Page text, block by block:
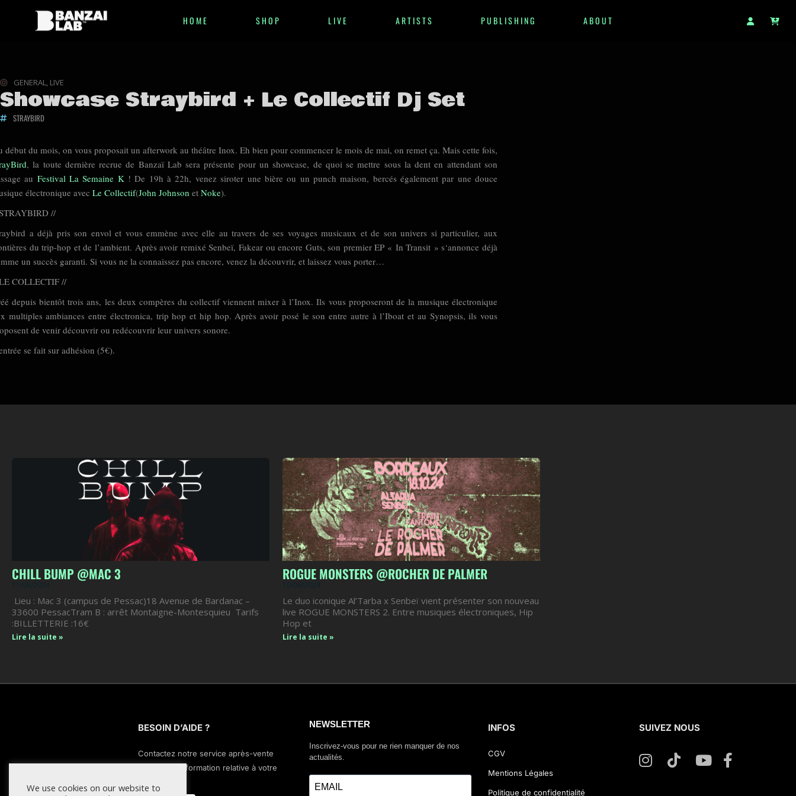
HOME SHOP LIVE ARTISTS PUBLISHING ABOUT
GENERAL, LIVE
Showcase Straybird + Le Collectif Dj Set
STRAYBIRD
début du mois, on vous proposait un afterwork au théâtre Inox. Eh bien pour commencer le mois de mai, on remet ça. Mais cette fois,
, la toute dernière recrue de Banzaï Lab sera présente pour un showcase, de quoi se mettre sous la dent en attendant son
au Festival La Semaine K! De 19h à 22h, venez siroter une bière ou un punch maison, bercés également par une douce
électronique avec Le Collectif(John Johnson et Noke).
//
a déjà pris son envol et vous emmène avec elle au travers de ses voyages musicaux et de son univers si particulier, aux
du trip-hop et de l’ambient. Après avoir remixé Senbeï, Fakear ou encore Guts, son premier EP « In Transit » s‘annonce déjà
un succès garanti. Si vous ne la connaissez pas encore, venez la découvrir, et laissez vous porter…
COLLECTIF //
depuis bientôt trois ans, les deux compères du collectif viennent mixer à l’Inox. Ils vous proposeront de la musique électronique
multiples ambiances entre électronica, trip hop et hip hop. Après avoir posé le son entre autre à l’Iboat et au Synopsis, ils vous
de venir découvrir ou redécouvrir leur univers sonore.
se fait sur adhésion (5€).
CHILL BUMP @MAC 3
11/06/2024
Lieu : Mac 3 (campus de Pessac)18 Avenue de Bardanac –
33600 PessacTram B : arrêt Montaigne-Montesquieu Tarifs
:BILLETTERIE :16€
Lire la suite »
ROGUE MONSTERS @ROCHER DE PALMER
10/06/2024
Le duo iconique Al’Tarba x Senbeï vient présenter son nouveau
live ROGUE MONSTERS 2. Entre musiques électroniques, Hip
Hop et
Lire la suite »
BESOIN D’AIDE ?
Contactez notre service après-vente
pour toute information relative à votre
NEWSLETTER
Inscrivez-vous pour ne rien manquer de nos
actualités.
INFOS
CGV
Mentions Légales
Politique de confidentialité
SUIVEZ NOUS
We use cookies on our website to